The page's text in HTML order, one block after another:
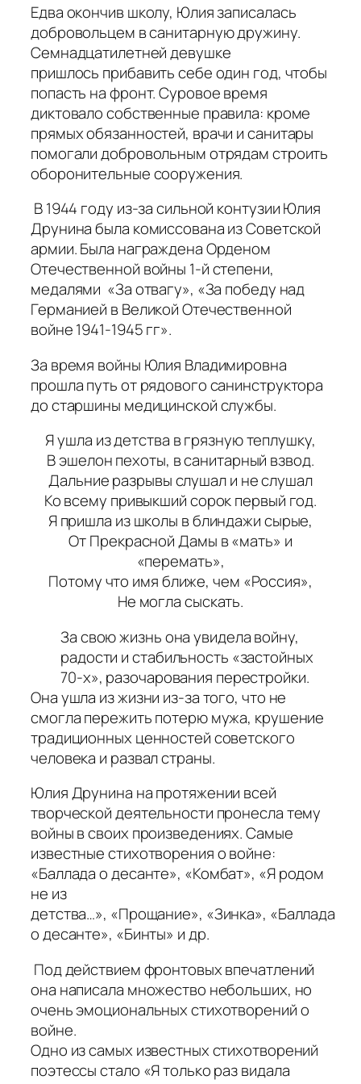
Едва окончив школу, Юлия записалась
добровольцем в санитарную дружину.
Семнадцатилетней девушке
пришлось прибавить себе один год, чтобы
попасть на фронт. Суровое время
диктовало собственные правила: кроме
прямых обязанностей, врачи и санитары
помогали добровольным отрядам строить
оборонительные сооружения.
В 1944 году из-за сильной контузии Юлия
Друнина была комиссована из Советской
армии. Была награждена Орденом
Отечественной войны 1-й степени,
медалями «За отвагу», «За победу над
Германией в Великой Отечественной
войне 1941-1945 гг».
За время войны Юлия Владимировна
прошла путь от рядового санинструктора
до старшины медицинской службы.
Я ушла из детства в грязную теплушку,
В эшелон пехоты, в санитарный взвод.
Дальние разрывы слушал и не слушал
Ко всему привыкший сорок первый год.
Я пришла из школы в блиндажи сырые,
От Прекрасной Дамы в «мать» и
«перемать»,
Потому что имя ближе, чем «Россия»,
Не могла сыскать.
За свою жизнь она увидела войну,
радости и стабильность «застойных
70-х», разочарования перестройки.
Она ушла из жизни из-за того, что не
смогла пережить потерю мужа, крушение
традиционных ценностей советского
человека и развал страны.
Юлия Друнина на протяжении всей
творческой деятельности пронесла тему
войны в своих произведениях. Самые
известные стихотворения о войне:
«Баллада о десанте», «Комбат», «Я родом
не из
детства…», «Прощание», «Зинка», «Баллада
о десанте», «Бинты» и др.
Под действием фронтовых впечатлений
она написала множество небольших, но
очень эмоциональных стихотворений о
войне.
Одно из самых известных стихотворений
поэтессы стало «Я только раз видала